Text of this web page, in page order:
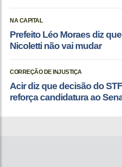
NA CAPITAL
Prefeito Léo Moraes diz
Nicoletti não vai mudar
CORREÇÃO DE INJUSTIÇA
Acir diz que decisão do
reforça candidatura ao